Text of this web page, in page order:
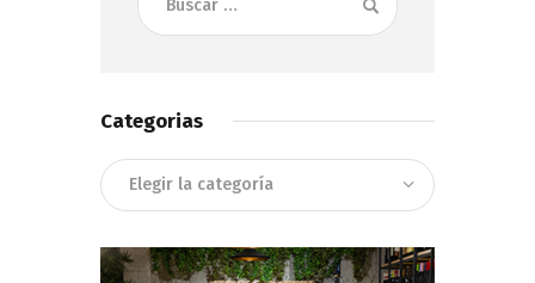
Categorias
Categorias